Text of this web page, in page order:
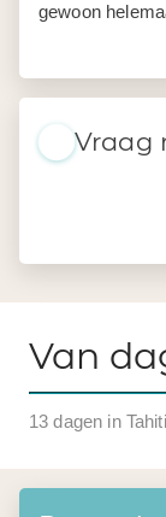
gewoon
Vraag
Van
13 dagen in Tahiti